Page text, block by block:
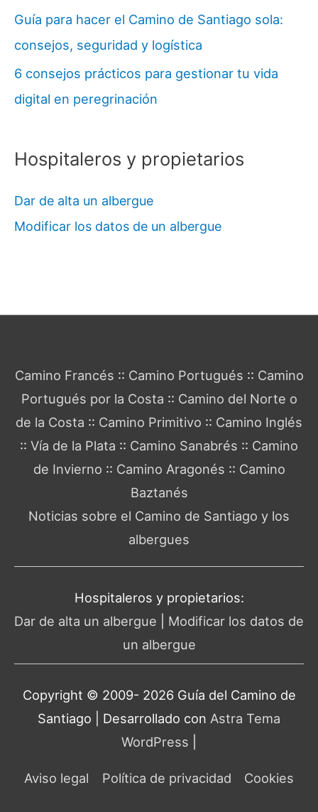
Guía para hacer el Camino de Santiago sola:
consejos, seguridad y logística
6 consejos prácticos para gestionar tu vida
digital en peregrinación
Hospitaleros y propietarios
Dar de alta un albergue
Modificar los datos de un albergue
Camino Francés :: Camino Portugués :: Camino
Portugués por la Costa :: Camino del Norte o
de la Costa :: Camino Primitivo :: Camino Inglés
:: Vía de la Plata :: Camino Sanabrés :: Camino
de Invierno :: Camino Aragonés :: Camino
Baztanés
Noticias sobre el Camino de Santiago y los
albergues
Hospitaleros y propietarios:
Dar de alta un albergue
Modificar los datos de
un albergue
Copyright © 2009- 2026 Guía del Camino de
Santiago | Desarrollado con Astra Tema
WordPress
Aviso legal Política de privacidad Cookies